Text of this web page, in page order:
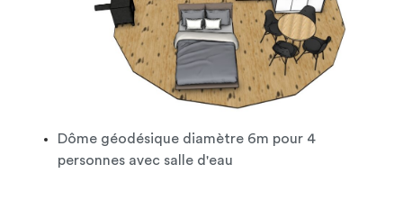
Dôme géodésique diamètre 6m pour 4
personnes avec salle d'eau